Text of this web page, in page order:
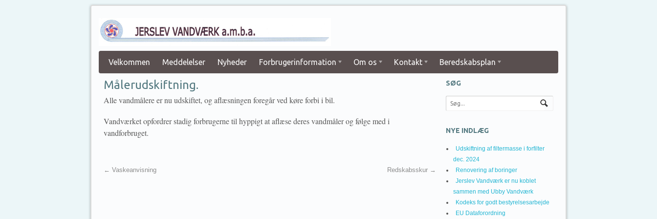
Velkommen Meddelelser Nyheder Forbrugerinformation Om os Kontakt Beredskabsplan
Målerudskiftning.
Alle vandmålere er nu udskiftet, og aflæsningen foregår ved køre forbi i bil.
Vandværket opfordrer stadig forbrugerne til hyppigt at aflæse deres vandmåler og følge med i
vandforbruget.
← Vaskeanvisning Redskabsskur →
SØG
NYE INDLÆG
Udskiftning af filtermasse i forfilter
dec. 2024
Renovering af boringer
Jerslev Vandværk er nu koblet
sammen med Ubby Vandværk
Kodeks for godt bestyrelsesarbejde
EU Dataforordning